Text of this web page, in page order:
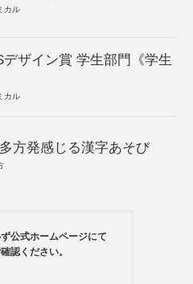
カル
デザイン賞 学生部門《学生
カル
方発感じる漢字あそび
公式ホームページにて
認ください。